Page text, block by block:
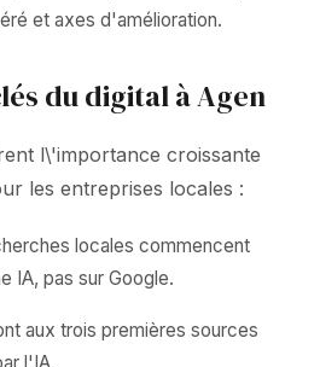
et axes d'amélioration.
du digital à Agen
l\'importance croissante
les entreprises locales :
locales commencent
IA, pas sur Google.
aux trois premières sources